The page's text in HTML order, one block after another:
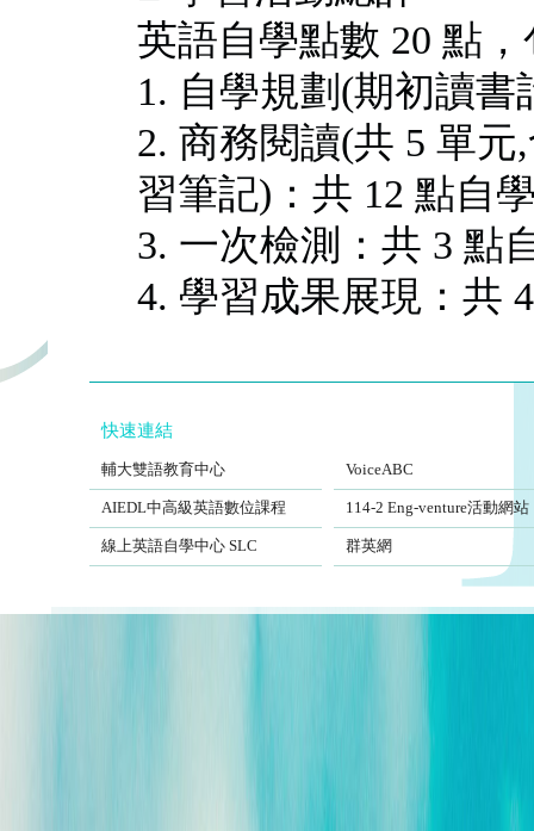
英語自學點數 20 點，
1. 自學規劃(期初讀
2. 商務閱讀(共 5 單
習筆記)：共 12 點自
3. 一次檢測：共 3 點
4. 學習成果展現：共
快速連結
FJCUBEC
輔大雙語教育中心
VoiceABC
AIEDL中高級英語數位課程
AIEDL中高級英語數位課程
114-2 Eng-venture活動網站
Self-Learning Center
線上英語自學中心 SLC
群英網